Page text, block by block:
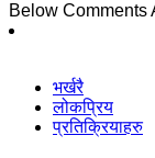
Below Comments
भर्खरै
लोकप्रिय
प्रतिक्रियाहरु